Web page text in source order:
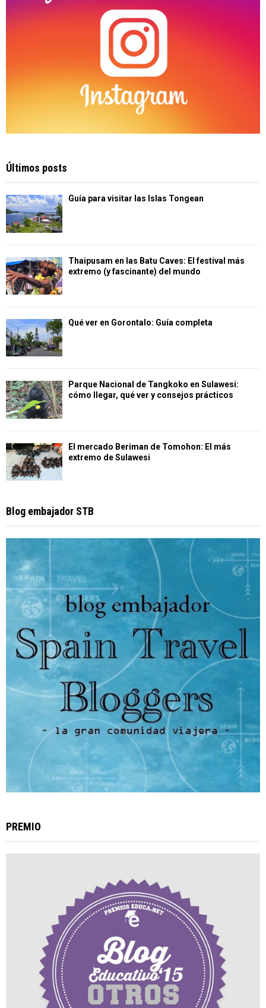
Últimos posts
Guía para visitar las Islas Tongean
Thaipusam en las Batu Caves: El festival más
extremo (y fascinante) del mundo
Qué ver en Gorontalo: Guía completa
Parque Nacional de Tangkoko en Sulawesi:
cómo llegar, qué ver y consejos prácticos
El mercado Beriman de Tomohon: El más
extremo de Sulawesi
Blog embajador STB
PREMIO